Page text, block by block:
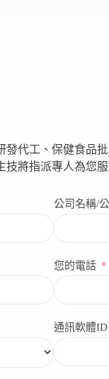
代工、保健食品
技將指派專人為您
公司名稱/
您的電話
通訊軟體ID